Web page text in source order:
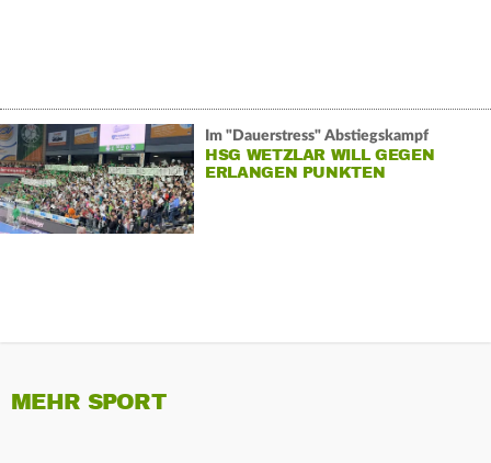
Im "Dauerstress" Abstiegskampf
HSG WETZLAR WILL GEGEN
ERLANGEN PUNKTEN
MEHR SPORT